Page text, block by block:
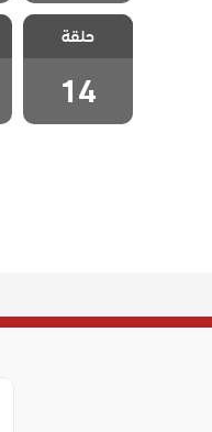
مسلسل حلم
اشرف الحلقة 14
حلقة
14